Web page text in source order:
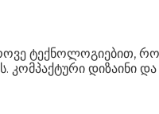
ტექნოლოგიებით,
კომპაქტური დიზაინი